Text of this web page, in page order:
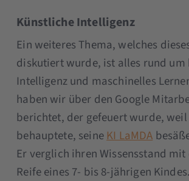
Künstliche Intelligenz
Ein weiteres Thema, welches
diskutiert wurde, ist alles rund um
Intelligenz und maschinelles
haben wir über den Google
berichtet, der gefeuert wurde,
behauptete, seineKI LaMDA
Er verglich ihren Wissensstand
Reife eines 7- bis 8-jährigen